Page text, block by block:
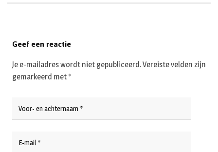
Geef een reactie
Je e-mailadres wordt niet gepubliceerd.Vereiste velden zijn
gemarkeerd met *